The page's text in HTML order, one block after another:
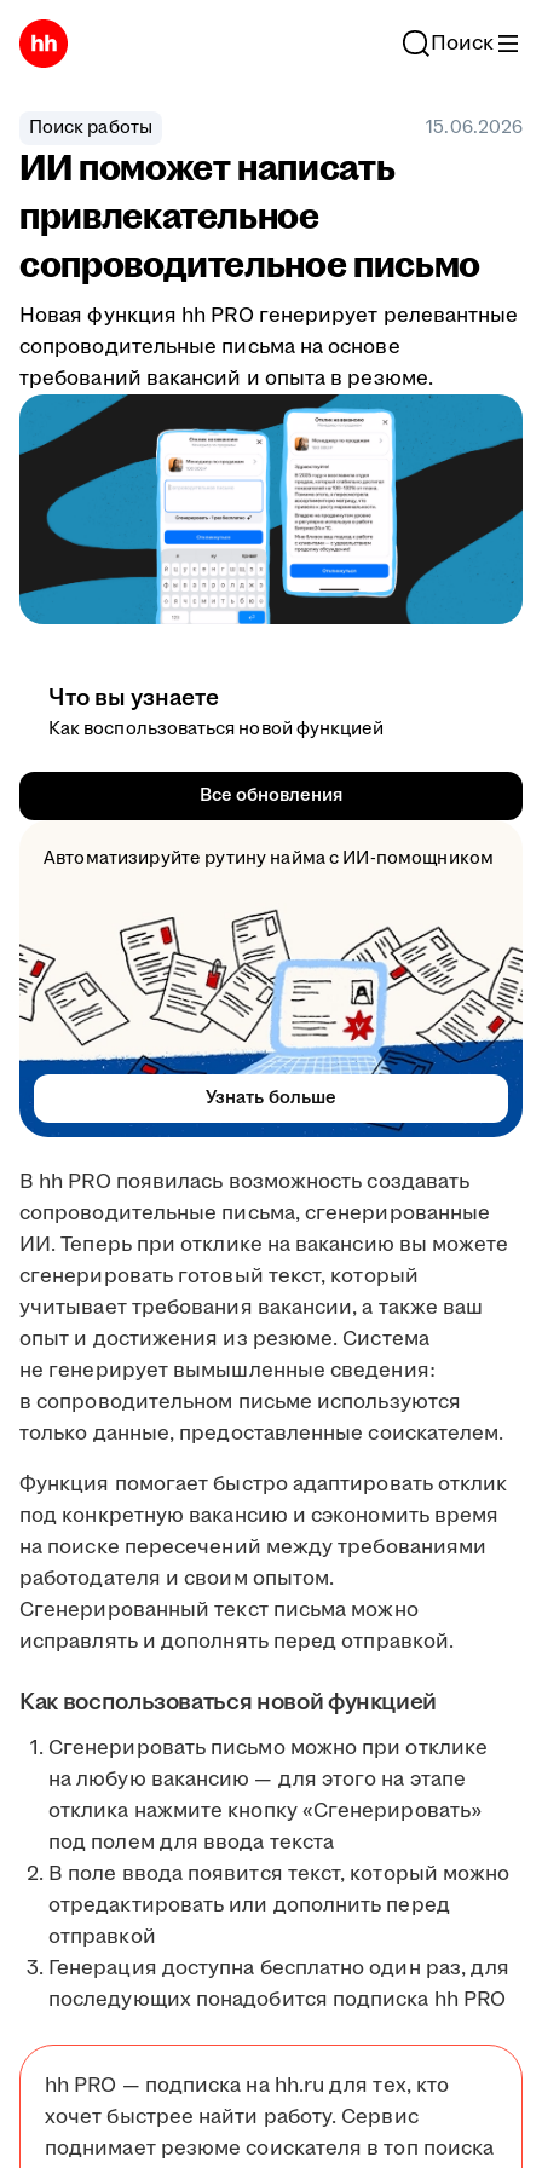
Поиск
Поиск работы 15.06.2026
ИИ поможет написать
привлекательное
сопроводительное письмо
Новая функция hh PRO генерирует релевантные
сопроводительные письма на основе
требований вакансий и опыта в резюме.
В hh PRO появилась возможность создавать
сопроводительные письма, сгенерированные
ИИ. Теперь при отклике на вакансию вы можете
сгенерировать готовый текст, который
учитывает требования вакансии, а также ваш
опыт и достижения из резюме. Система
не генерирует вымышленные сведения:
в сопроводительном письме используются
только данные, предоставленные соискателем.
Функция помогает быстро адаптировать отклик
под конкретную вакансию и сэкономить время
на поиске пересечений между требованиями
работодателя и своим опытом.
Сгенерированный текст письма можно
исправлять и дополнять перед отправкой.
Как воспользоваться новой функцией
Сгенерировать письмо можно при отклике
на любую вакансию — для этого на этапе
отклика нажмите кнопку «Сгенерировать»
под полем для ввода текста
В поле ввода появится текст, который можно
отредактировать или дополнить перед
отправкой
Генерация доступна бесплатно один раз, для
последующих понадобится подписка hh PRO
hh PRO — подписка на hh.ru для тех, кто
хочет быстрее найти работу. Сервис
поднимает резюме соискателя в топ поиска
Что вы узнаете
Как воспользоваться новой функцией
Все обновления
Автоматизируйте рутину найма с ИИ-помощником
Узнать больше